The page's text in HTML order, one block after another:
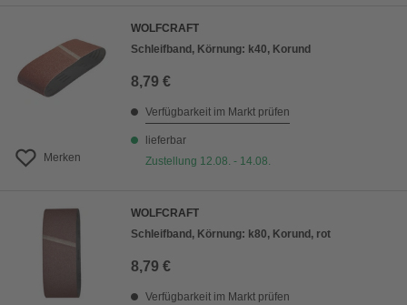
Merken
WOLFCRAFT
Schleifband, Körnung: k40, Korund
8,79 €
Verfügbarkeit im Markt prüfen
lieferbar
Zustellung 12.08. - 14.08.
WOLFCRAFT
Schleifband, Körnung: k80, Korund, rot
8,79 €
Verfügbarkeit im Markt prüfen